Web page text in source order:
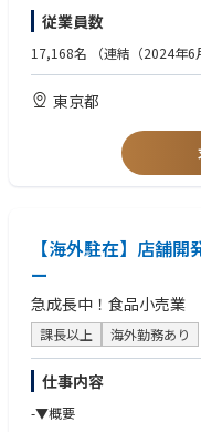
従業員数
17,168名 （連結（2024年6
東京都
【海外駐在】店舗
ー
急成長中！食品小売業
課長以上 海外勤務あり
仕事内容
-▼概要